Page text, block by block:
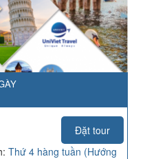
Đặt tour
Thứ 4 hàng tuần (Hướng